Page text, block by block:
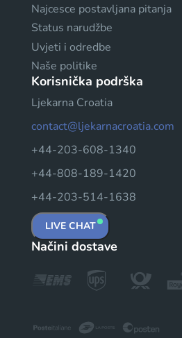
Najcesce postavljana pitanja
Status narudžbe
Uvjeti i odredbe
Naše politike
Korisnička podrška
Ljekarna Croatia
contact@ljekarnacroatia.com
+44-203-608-1340
+44-808-189-1420
+44-203-514-1638
LIVE CHAT
Načini dostave